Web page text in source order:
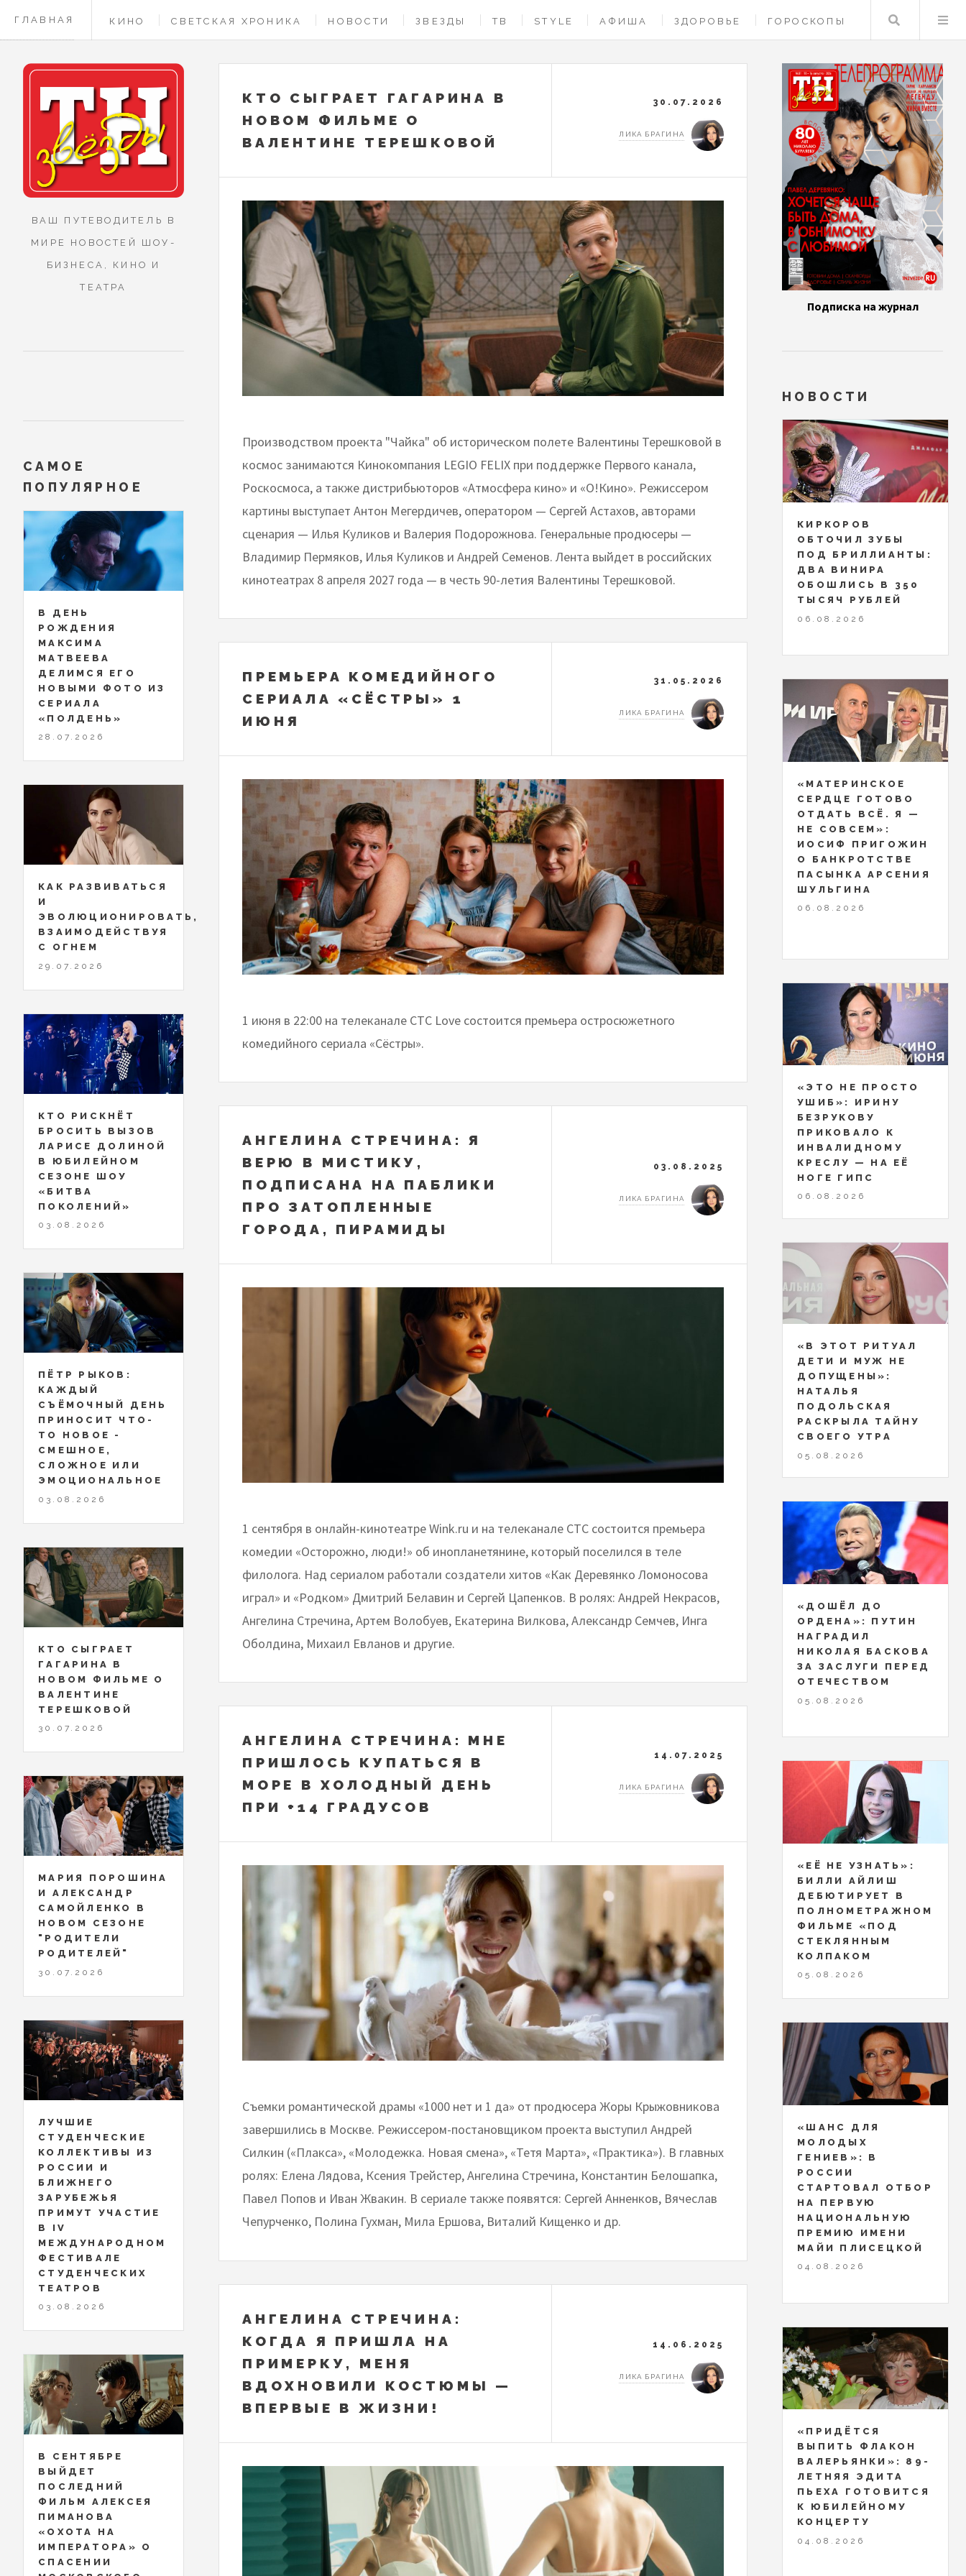
ГЛАВНАЯ КИНО СВЕТСКАЯ ХРОНИКА НОВОСТИ ЗВЕЗДЫ ТВ STYLE АФИША ЗДОРОВЬЕ ГОРОСКОПЫ
КОНТАКТЫ
Поиск
КТО СЫГРАЕТ ГАГАРИНА В
НОВОМ ФИЛЬМЕ О
ВАЛЕНТИНЕ ТЕРЕШКОВОЙ
30.07.2026
ЛИКА БРАГИНА
Производством проекта "Чайка" об историческом полете Валентины Терешковой в
космос занимаются Кинокомпания LEGIO FELIX при поддержке Первого канала,
Роскосмоса, а также дистрибьюторов «Атмосфера кино» и «О!Кино». Режиссером
картины выступает Антон Мегердичев, оператором — Сергей Астахов, авторами
сценария — Илья Куликов и Валерия Подорожнова. Генеральные продюсеры —
Владимир Пермяков, Илья Куликов и Андрей Семенов. Лента выйдет в российских
кинотеатрах 8 апреля 2027 года — в честь 90-летия Валентины Терешковой.
ПРЕМЬЕРА КОМЕДИЙНОГО
СЕРИАЛА «СЁСТРЫ» 1
ИЮНЯ
31.05.2026
ЛИКА БРАГИНА
1 июня в 22:00 на телеканале CTC Love состоится премьера остросюжетного
комедийного сериала «Сёстры».
АНГЕЛИНА СТРЕЧИНА: Я
ВЕРЮ В МИСТИКУ,
ПОДПИСАНА НА ПАБЛИКИ
ПРО ЗАТОПЛЕННЫЕ
ГОРОДА, ПИРАМИДЫ
03.08.2025
ЛИКА БРАГИНА
1 сентября в онлайн-кинотеатре Wink.ru и на телеканале СТС состоится премьера
комедии «Осторожно, люди!» об инопланетянине, который поселился в теле
филолога. Над сериалом работали создатели хитов «Как Деревянко Ломоносова
играл» и «Родком» Дмитрий Белавин и Сергей Цапенков. В ролях: Андрей Некрасов,
Ангелина Стречина, Артем Волобуев, Екатерина Вилкова, Александр Семчев, Инга
Оболдина, Михаил Евланов и другие.
АНГЕЛИНА СТРЕЧИНА: МНЕ
ПРИШЛОСЬ КУПАТЬСЯ В
МОРЕ В ХОЛОДНЫЙ ДЕНЬ
ПРИ +14 ГРАДУСОВ
14.07.2025
ЛИКА БРАГИНА
Съемки романтической драмы «1000 нет и 1 да» от продюсера Жоры Крыжовникова
завершились в Москве. Режиссером-постановщиком проекта выступил Андрей
Силкин («Плакса», «Молодежка. Новая смена», «Тетя Марта», «Практика»). В главных
ролях: Елена Лядова, Ксения Трейстер, Ангелина Стречина, Константин Белошапка,
Павел Попов и Иван Жвакин. В сериале также появятся: Сергей Анненков, Вячеслав
Чепурченко, Полина Гухман, Мила Ершова, Виталий Кищенко и др.
АНГЕЛИНА СТРЕЧИНА:
КОГДА Я ПРИШЛА НА
ПРИМЕРКУ, МЕНЯ
ВДОХНОВИЛИ КОСТЮМЫ —
ВПЕРВЫЕ В ЖИЗНИ!
14.06.2025
ЛИКА БРАГИНА
ВАШ ПУТЕВОДИТЕЛЬ В
МИРЕ НОВОСТЕЙ ШОУ-
БИЗНЕСА, КИНО И
ТЕАТРА
САМОЕ
ПОПУЛЯРНОЕ
В ДЕНЬ
РОЖДЕНИЯ
МАКСИМА
МАТВЕЕВА
ДЕЛИМСЯ ЕГО
НОВЫМИ ФОТО ИЗ
СЕРИАЛА
«ПОЛДЕНЬ»
28.07.2026
КАК РАЗВИВАТЬСЯ
И
ЭВОЛЮЦИОНИРОВАТЬ,
ВЗАИМОДЕЙСТВУЯ
С ОГНЕМ
29.07.2026
КТО РИСКНЁТ
БРОСИТЬ ВЫЗОВ
ЛАРИСЕ ДОЛИНОЙ
В ЮБИЛЕЙНОМ
СЕЗОНЕ ШОУ
«БИТВА
ПОКОЛЕНИЙ»
03.08.2026
ПЁТР РЫКОВ:
КАЖДЫЙ
СЪЁМОЧНЫЙ ДЕНЬ
ПРИНОСИТ ЧТО-
ТО НОВОЕ -
СМЕШНОЕ,
СЛОЖНОЕ ИЛИ
ЭМОЦИОНАЛЬНОЕ
03.08.2026
КТО СЫГРАЕТ
ГАГАРИНА В
НОВОМ ФИЛЬМЕ О
ВАЛЕНТИНЕ
ТЕРЕШКОВОЙ
30.07.2026
МАРИЯ ПОРОШИНА
И АЛЕКСАНДР
САМОЙЛЕНКО В
НОВОМ СЕЗОНЕ
"РОДИТЕЛИ
РОДИТЕЛЕЙ"
30.07.2026
ЛУЧШИЕ
СТУДЕНЧЕСКИЕ
КОЛЛЕКТИВЫ ИЗ
РОССИИ И
БЛИЖНЕГО
ЗАРУБЕЖЬЯ
ПРИМУТ УЧАСТИЕ
В IV
МЕЖДУНАРОДНОМ
ФЕСТИВАЛЕ
СТУДЕНЧЕСКИХ
ТЕАТРОВ
03.08.2026
В СЕНТЯБРЕ
ВЫЙДЕТ
ПОСЛЕДНИЙ
ФИЛЬМ АЛЕКСЕЯ
ПИМАНОВА
«ОХОТА НА
ИМПЕРАТОРА» О
СПАСЕНИИ
Подписка на журнал
НОВОСТИ
КИРКОРОВ
ОБТОЧИЛ ЗУБЫ
ПОД БРИЛЛИАНТЫ:
ДВА ВИНИРА
ОБОШЛИСЬ В 350
ТЫСЯЧ РУБЛЕЙ
06.08.2026
«МАТЕРИНСКОЕ
СЕРДЦЕ ГОТОВО
ОТДАТЬ ВСЁ. Я —
НЕ СОВСЕМ»:
ИОСИФ ПРИГОЖИН
О БАНКРОТСТВЕ
ПАСЫНКА АРСЕНИЯ
ШУЛЬГИНА
06.08.2026
«ЭТО НЕ ПРОСТО
УШИБ»: ИРИНУ
БЕЗРУКОВУ
ПРИКОВАЛО К
ИНВАЛИДНОМУ
КРЕСЛУ — НА ЕЁ
НОГЕ ГИПС
06.08.2026
«В ЭТОТ РИТУАЛ
ДЕТИ И МУЖ НЕ
ДОПУЩЕНЫ»:
НАТАЛЬЯ
ПОДОЛЬСКАЯ
РАСКРЫЛА ТАЙНУ
СВОЕГО УТРА
05.08.2026
«ДОШЁЛ ДО
ОРДЕНА»: ПУТИН
НАГРАДИЛ
НИКОЛАЯ БАСКОВА
ЗА ЗАСЛУГИ ПЕРЕД
ОТЕЧЕСТВОМ
05.08.2026
«ЕЁ НЕ УЗНАТЬ»:
БИЛЛИ АЙЛИШ
ДЕБЮТИРУЕТ В
ПОЛНОМЕТРАЖНОМ
ФИЛЬМЕ «ПОД
СТЕКЛЯННЫМ
КОЛПАКОМ
05.08.2026
«ШАНС ДЛЯ
МОЛОДЫХ
ГЕНИЕВ»: В
РОССИИ
СТАРТОВАЛ ОТБОР
НА ПЕРВУЮ
НАЦИОНАЛЬНУЮ
ПРЕМИЮ ИМЕНИ
МАЙИ ПЛИСЕЦКОЙ
04.08.2026
«ПРИДЁТСЯ
ВЫПИТЬ ФЛАКОН
ВАЛЕРЬЯНКИ»: 89-
ЛЕТНЯЯ ЭДИТА
ПЬЕХА ГОТОВИТСЯ
К ЮБИЛЕЙНОМУ
КОНЦЕРТУ
04.08.2026